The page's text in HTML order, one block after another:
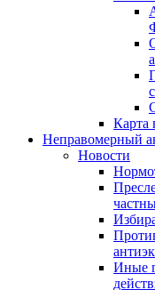
Карта
Неправомерный
Новости
Иные